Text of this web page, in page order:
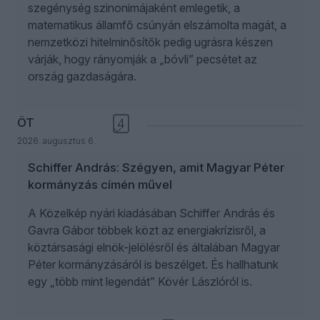
szegénység szinonimájaként emlegetik, a
matematikus államfő csúnyán elszámolta magát, a
nemzetközi hitelminősítők pedig ugrásra készen
várják, hogy rányomják a „bóvli” pecsétet az
ország gazdaságára.
ÖT
2026. augusztus 6.
4
Schiffer András: Szégyen, amit Magyar Péter
kormányzás címén művel
A Közelkép nyári kiadásában Schiffer András és
Gavra Gábor többek közt az energiakrízisről, a
köztársasági elnök-jelölésről és általában Magyar
Péter kormányzásáról is beszélget. És hallhatunk
egy „több mint legendát” Kövér Lászlóról is.